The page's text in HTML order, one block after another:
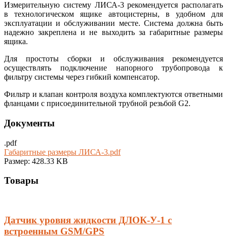
Измерительную систему ЛИСА-3 рекомендуется располагать
в технологическом ящике автоцистерны, в удобном для
эксплуатации и обслуживании месте. Система должна быть
надежно закреплена и не выходить за габаритные размеры
ящика.
Для простоты сборки и обслуживания рекомендуется
осуществлять подключение напорного трубопровода к
фильтру системы через гибкий компенсатор.
Фильтр и клапан контроля воздуха комплектуются ответными
фланцами с присоединительной трубной резьбой G2.
Документы
.pdf
Габаритные размеры ЛИСА-3.pdf
Размер: 428.33 KB
Товары
Датчик уровня жидкости ДЛОК-У-1 с
встроенным GSM/GPS